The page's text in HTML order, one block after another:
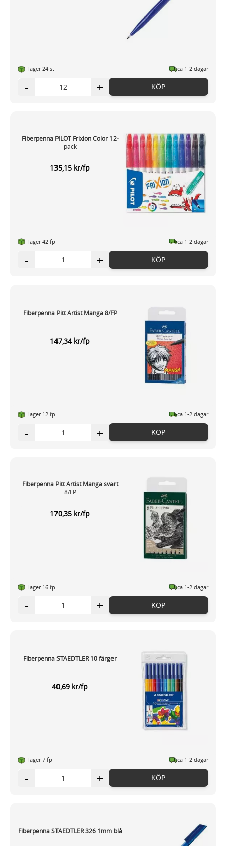
I lager 24 st ca 1-2 dagar
- + KÖP
Fiberpenna PILOT Frixion Color 12-
pack
135,15 kr/fp
I lager 42 fp ca 1-2 dagar
- + KÖP
Fiberpenna Pitt Artist Manga 8/FP
147,34 kr/fp
I lager 12 fp ca 1-2 dagar
- + KÖP
Fiberpenna Pitt Artist Manga svart
8/FP
170,35 kr/fp
I lager 16 fp ca 1-2 dagar
- + KÖP
Fiberpenna STAEDTLER 10 färger
40,69 kr/fp
I lager 7 fp ca 1-2 dagar
- + KÖP
Fiberpenna STAEDTLER 326 1mm blå